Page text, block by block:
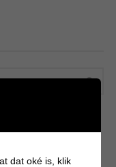
dat oké is, klik